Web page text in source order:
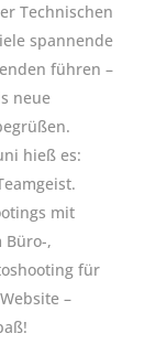
Technischen
spannende
führen –
neue
hieß es:
mit
Büro-,
für
–